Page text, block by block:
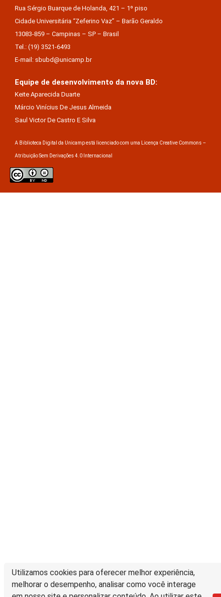
Utilizamos cookies para oferecer melhor experiência,
melhorar o desempenho, analisar como você interage
Rua Sérgio Buarque de Holanda, 421 – 1º piso
Cidade Universitária “Zeferino Vaz” – Barão Geraldo
13083-859 – Campinas – SP – Brasil
Tel.: (19) 3521-6493
E-mail: sbubd@unicamp.br
Equipe de desenvolvimento da nova BD:
Keite Aparecida Duarte
Márcio Vinícius De Jesus Almeida
Saul Victor De Castro E Silva
A Biblioteca Digital da Unicamp está licenciado com uma Licença Creative Commons –
Atribuição Sem Derivações 4.0 Internacional